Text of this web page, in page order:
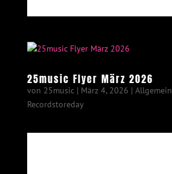
25music Flyer März 2026
von 25music| März 4, 2026 | Allgemein
Recordstoreday